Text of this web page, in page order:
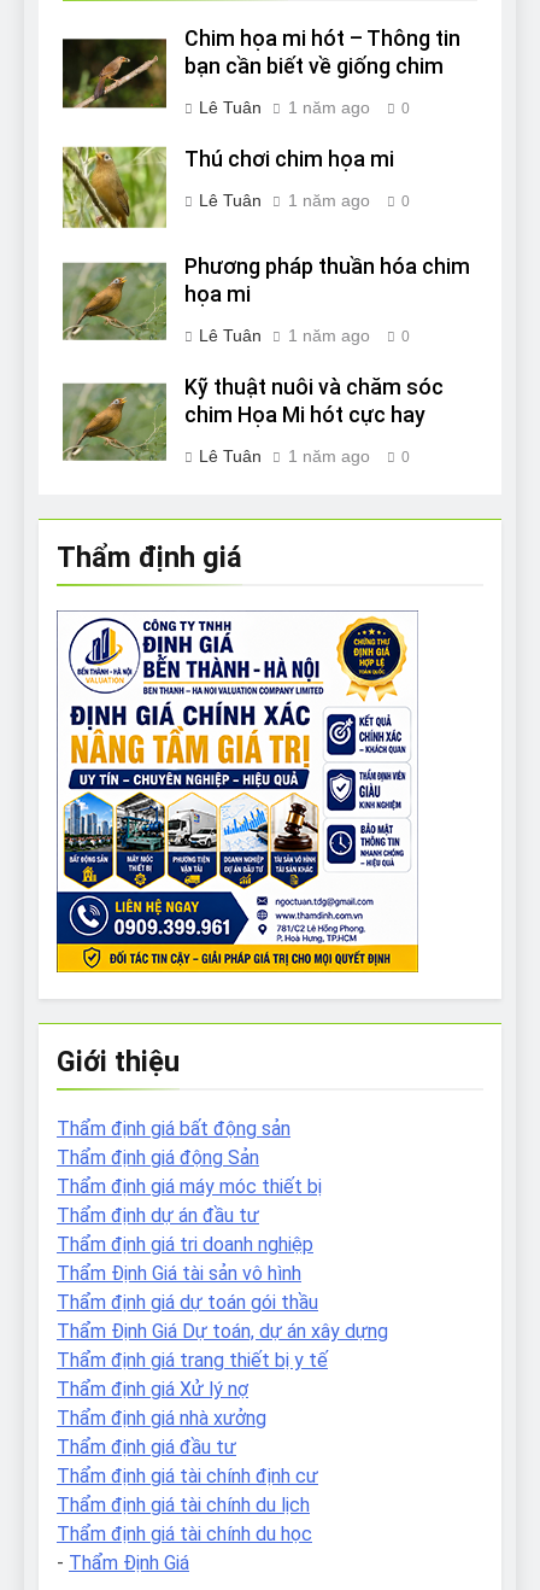
Chim họa mi hót – Thông tin
bạn cần biết về giống chim
Lê Tuân 1 năm ago 0
Thú chơi chim họa mi
Lê Tuân 1 năm ago 0
Phương pháp thuần hóa chim
họa mi
Lê Tuân 1 năm ago 0
Kỹ thuật nuôi và chăm sóc
chim Họa Mi hót cực hay
Lê Tuân 1 năm ago 0
Thẩm định giá
Giới thiệu
Thẩm định giá bất động sản
Thẩm định giá động Sản
Thẩm định giá máy móc thiết bị
Thẩm định dự án đầu tư
Thẩm định giá tri doanh nghiệp
Thẩm Định Giá tài sản vô hình
Thẩm định giá dự toán gói thầu
Thẩm Định Giá Dự toán, dự án xây dựng
Thẩm định giá trang thiết bị y tế
Thẩm định giá Xử lý nợ
Thẩm định giá nhà xưởng
Thẩm định giá đầu tư
Thẩm định giá tài chính định cư
Thẩm định giá tài chính du lịch
Thẩm định giá tài chính du học
- Thẩm Định Giá